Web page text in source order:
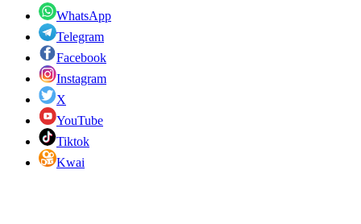
WhatsApp
Telegram
Facebook
Instagram
X
YouTube
Tiktok
Kwai